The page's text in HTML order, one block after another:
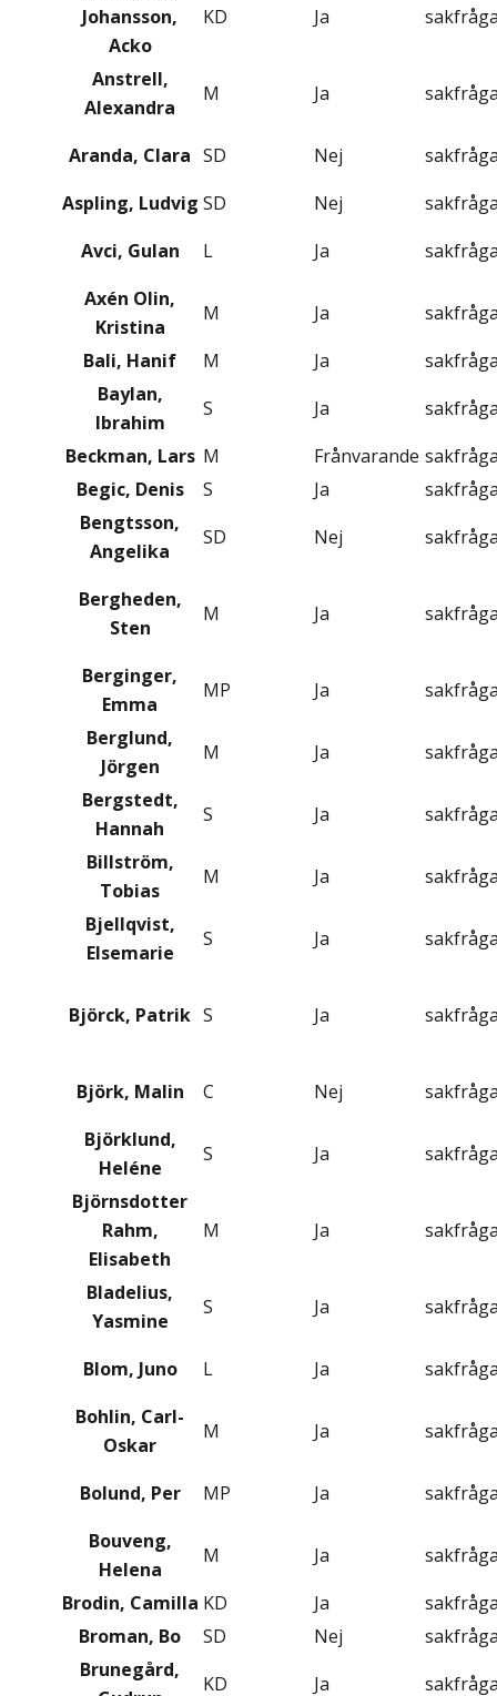
Johansson,
Acko
KD Ja
Anstrell,
Alexandra
M Ja
Aranda, Clara SD Nej
Aspling, Ludvig SD Nej
Avci, Gulan
L Ja
Axén Olin,
Kristina
M Ja
Bali, Hanif
M Ja
Baylan,
Ibrahim
S Ja
Beckman, Lars M Frånvarande
Begic, Denis
S Ja
Bengtsson,
Angelika
SD Nej
Bergheden,
Sten
M Ja
Berginger,
Emma
MP Ja
Berglund,
Jörgen
M Ja
Bergstedt,
Hannah
S Ja
Billström,
Tobias
M Ja
Bjellqvist,
Elsemarie
S Ja
Björck, Patrik S Ja
Björk, Malin C Nej
Björklund,
Heléne
S Ja
Björnsdotter
Rahm,
Elisabeth
M Ja
Bladelius,
Yasmine
S Ja
Blom, Juno L Ja
Bohlin, Carl-
Oskar
M Ja
Bolund, Per MP Ja
Bouveng,
Helena
M Ja
Brodin, Camilla KD Ja
Broman, Bo
SD Nej
Brunegård,
KD Ja